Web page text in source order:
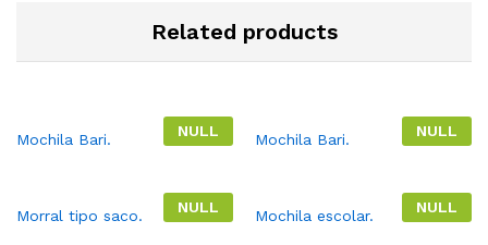
Related products
NULL
Mochila Bari. NULL
Mochila Bari.
NULL
Morral tipo saco. NULL
Mochila escolar.